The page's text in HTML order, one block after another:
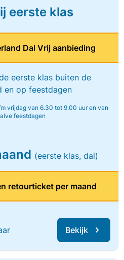
eerste klas
Dal Vrij aanbieding
eerste klas buiten de
en op feestdagen
vrijdag van 6.30 tot 9.00 uur en van
feestdagen
(eerste klas, dal)
retourticket per maand
Bekijk